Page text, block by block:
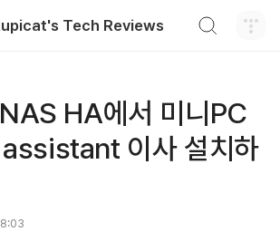
Tech Reviews
HA에서 미니PC
이사 설치하